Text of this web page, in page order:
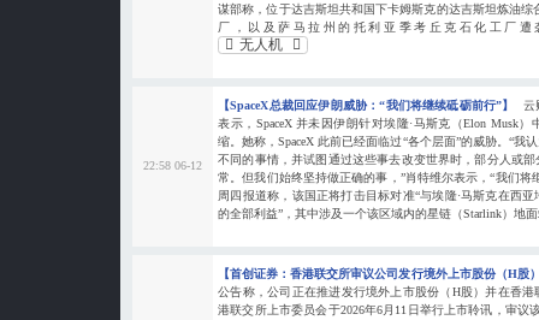
谋部称，位于达吉斯坦共和国下卡姆斯克的达吉斯坦炼油综
厂，以及萨马拉州的托利亚季考丘克石化工厂遭
无人机
22:58 06-12
【SpaceX总裁回应伊朗威胁：“我们将继续砥砺前行”】
云
表示，SpaceX 并未因伊朗针对埃隆·马斯克（Elon Musk
缩。她称，SpaceX 此前已经面临过“各个层面”的威胁。“我
不同的事情，并试图通过这些事去改变世界时，部分人或
常。但我们始终坚持做正确的事，”肖特维尔表示，“我们将
周四报道称，该国正将打击目标对准“与埃隆·马斯克在西
的全部利益”，其中涉及一个该区域内的星链（Starlink）地
【首创证券：香港联交所审议公司发行境外上市股份（H股
公告称，公司正在推进发行境外上市股份（H股）并在香
港联交所上市委员会于2026年6月11日举行上市聆讯，审议